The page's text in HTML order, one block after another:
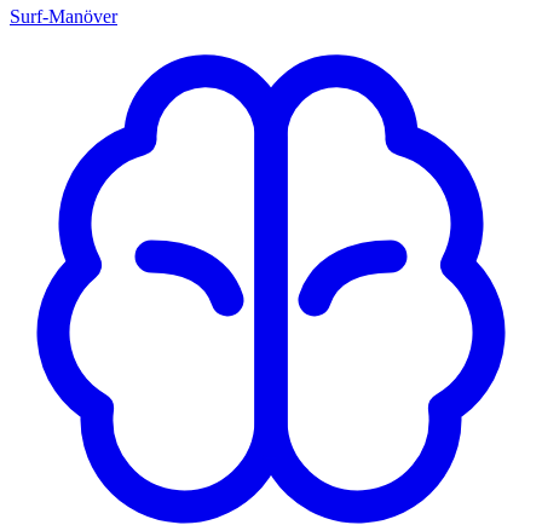
Surf-Manöver